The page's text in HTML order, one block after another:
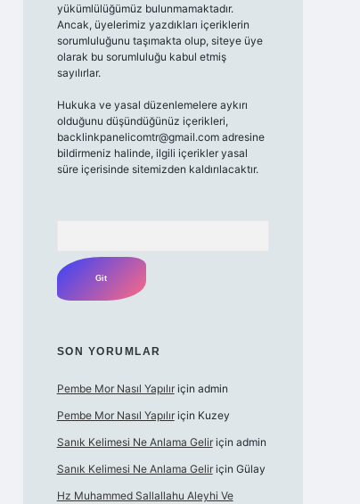
yükümlülüğümüz bulunmamaktadır.
Ancak, üyelerimiz yazdıkları içeriklerin
sorumluluğunu taşımakta olup, siteye üye
olarak bu sorumluluğu kabul etmiş
sayılırlar.
Hukuka ve yasal düzenlemelere aykırı
olduğunu düşündüğünüz içerikleri,
backlinkpanelicomtr@gmail.comadresine
bildirmeniz halinde, ilgili içerikler yasal
süre içerisinde sitemizden kaldırılacaktır.
SON YORUMLAR
Pembe Mor Nasıl Yapılıriçin admin
Pembe Mor Nasıl Yapılıriçin Kuzey
Sanık Kelimesi Ne Anlama Geliriçin admin
Sanık Kelimesi Ne Anlama Geliriçin Gülay
Hz Muhammed Sallallahu Aleyhi Ve